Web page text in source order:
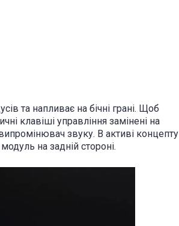
та напливає на бічні грані. Щоб
клавіші управління замінені на
звуку. В активі концепту
на задній стороні.